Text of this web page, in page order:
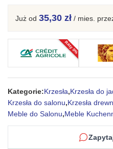
bukowe
Już od 35,30 zł / mies.
Raty 0%
Kategorie:Krzesła,Krzesła do
Krzesła do salonu,Krzesła
Meble do Salonu,Meble